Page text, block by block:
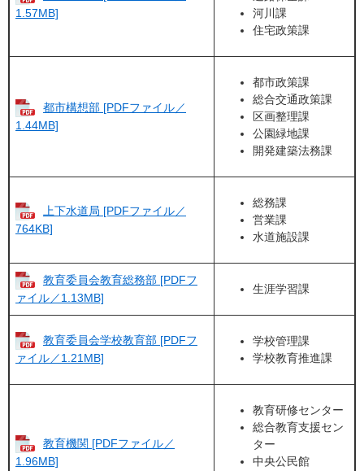
1.57MB]
河川課
住宅政策課
都市構想部 [PDFファイル／
1.44MB]
都市政策課
総合交通政策課
区画整理課
公園緑地課
開発建築法務課
上下水道局 [PDFファイル／
764KB]
総務課
営業課
水道施設課
教育委員会教育総務部 [PDFフ
ァイル／1.13MB]
生涯学習課
教育委員会学校教育部 [PDFフ
ァイル／1.21MB]
学校管理課
学校教育推進課
教育機関 [PDFファイル／
1.96MB]
教育研修センター
総合教育支援セン
ター
中央公民館